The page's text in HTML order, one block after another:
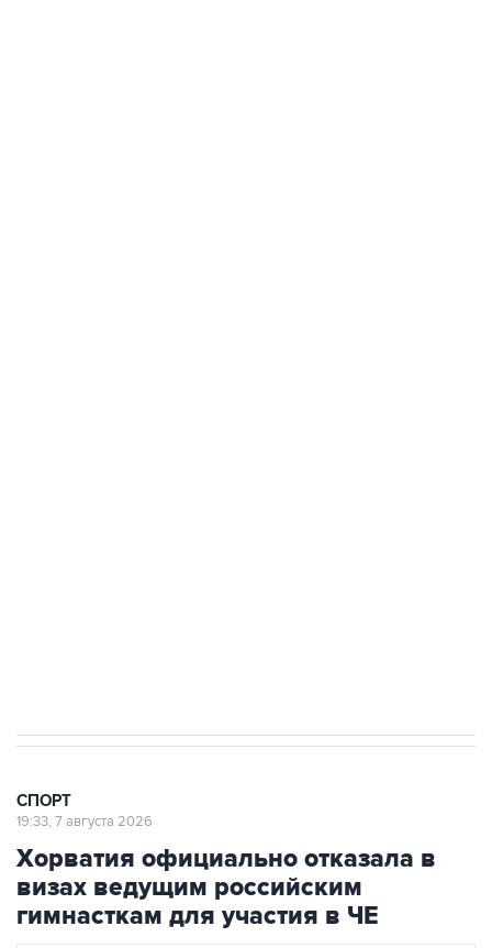
СПОРТ
19:33, 7 августа 2026
Хорватия официально отказала в
визах ведущим российским
гимнасткам для участия в ЧЕ